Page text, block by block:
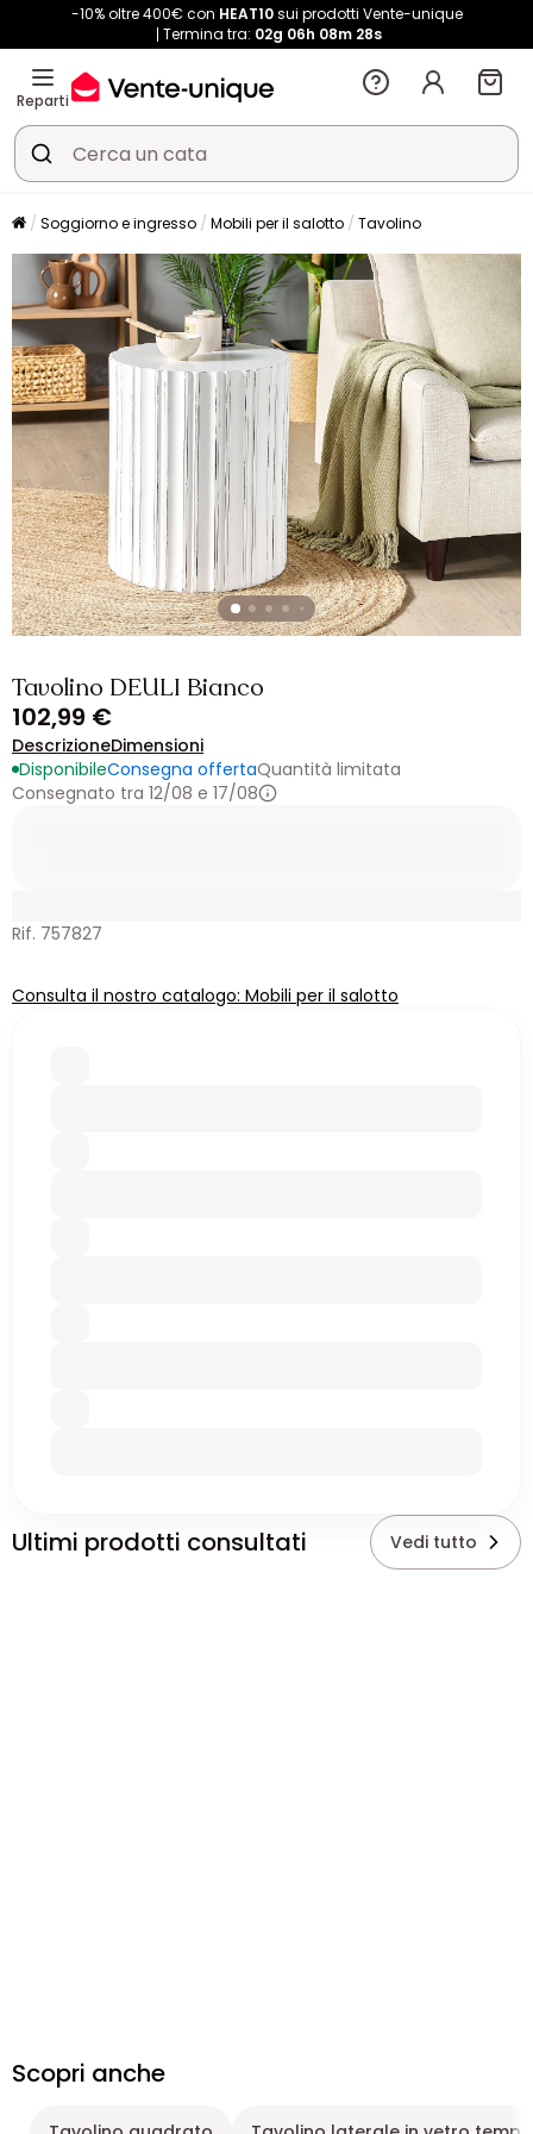
-10% oltre 400€ con HEAT10sui prodotti Vente-unique
Termina tra: 02g 06h 08m 28s
Reparti
Soggiorno e ingresso Mobili per il salotto Tavolino
Tavolino DEULI Bianco
102,99 €
DescrizioneDimensioni
DisponibileConsegna offertaQuantità limitata
Consegnato tra 12/08 e 17/08
Rif. 757827
Consulta il nostro catalogo: Mobili per il salotto
Ultimi prodotti consultati Vedi tutto
Scopri anche